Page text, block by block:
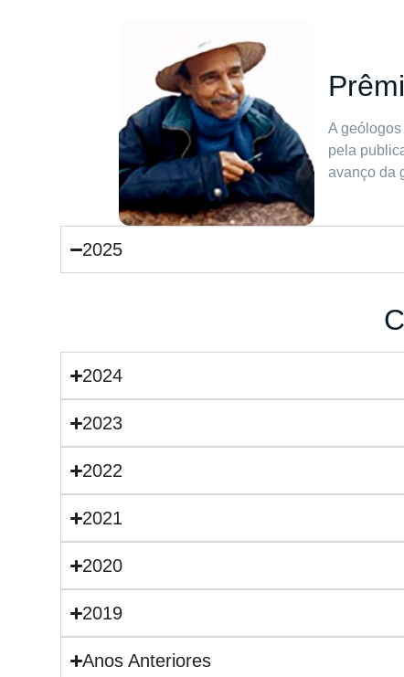
A
pela
avanço da
2025
2024
2023
2022
2021
2020
2019
Anos Anteriores